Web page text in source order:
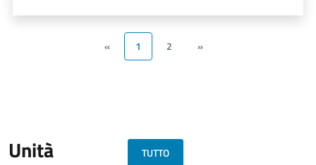
« 1 2 »
Unità
TUTTO